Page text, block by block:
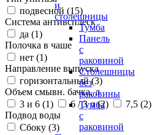
и
столешницы
Тумба
Панель
с
раковиной
Столешницы
без
раковины
Тумба
с
раковиной
подвесной (15)
Система антивсплеск
да (1)
Полочка в чаше
нет (1)
Направление выпуска
горизонтальный (3)
Объем смывн. бачка, л
3 и 6 (1) 6 / 3 л (2) 7,5 (2)
Подвод воды
Сбоку (3)